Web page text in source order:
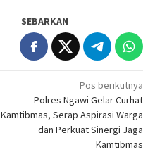
SEBARKAN
Pos berikutnya
Polres Ngawi Gelar Curhat
Kamtibmas, Serap Aspirasi Warga
dan Perkuat Sinergi Jaga
Kamtibmas